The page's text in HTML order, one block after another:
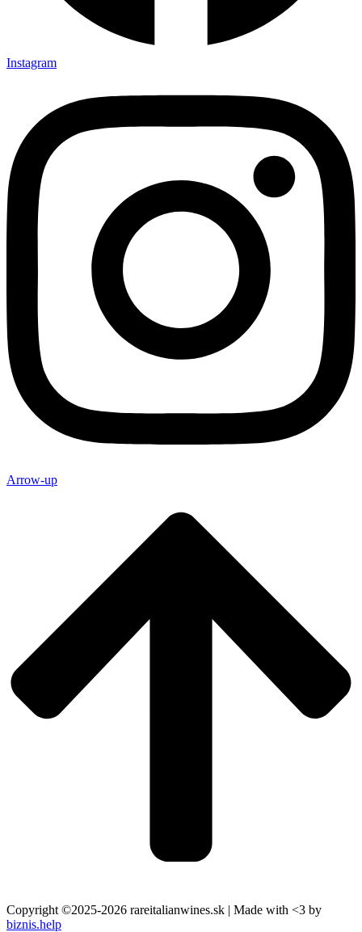
Instagram
Arrow-up
Copyright ©2025-2026 rareitalianwines.sk | Made with <3 by
biznis.help